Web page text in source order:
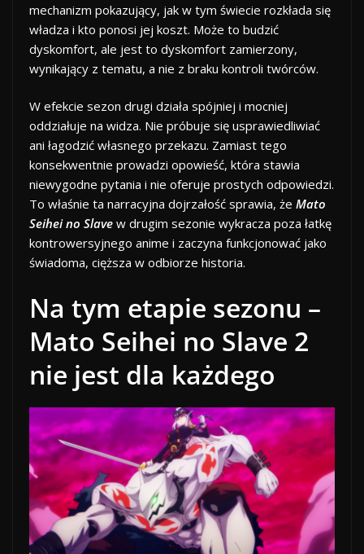
mechanizm pokazujący, jak w tym świecie rozkłada się
władza i kto ponosi jej koszt. Może to budzić
dyskomfort, ale jest to dyskomfort zamierzony,
wynikający z tematu, a nie z braku kontroli twórców.
W efekcie sezon drugi działa spójniej i mocniej
oddziałuje na widza. Nie próbuje się usprawiedliwiać
ani łagodzić własnego przekazu. Zamiast tego
konsekwentnie prowadzi opowieść, która stawia
niewygodne pytania i nie oferuje prostych odpowiedzi.
To właśnie ta narracyjna dojrzałość sprawia, że Mato
Seihei no Slave w drugim sezonie wykracza poza łatkę
kontrowersyjnego anime i zaczyna funkcjonować jako
świadoma, cięższa w odbiorze historia.
Na tym etapie sezonu –
Mato Seihei no Slave 2
nie jest dla każdego